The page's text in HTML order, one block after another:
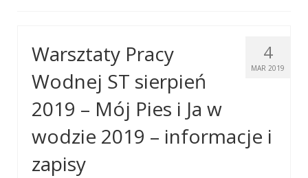
Prasa o nas
4
MAR 2019
Warsztaty Pracy
Wodnej ST sierpień
2019 – Mój Pies i Ja w
wodzie 2019 – informacje i
zapisy